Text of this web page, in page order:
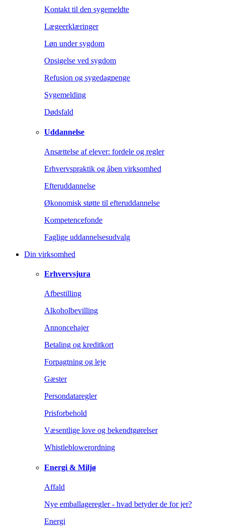
Kontakt til den sygemeldte
Lægeerklæringer
Løn under sygdom
Opsigelse ved sygdom
Refusion og sygedagpenge
Sygemelding
Dødsfald
Uddannelse
Ansættelse af elever: fordele og regler
Erhvervspraktik og åben virksomhed
Efteruddannelse
Økonomisk støtte til efteruddannelse
Kompetencefonde
Faglige uddannelsesudvalg
Din virksomhed
Erhvervsjura
Afbestilling
Alkoholbevilling
Annoncehajer
Betaling og kreditkort
Forpagtning og leje
Gæster
Persondataregler
Prisforbehold
Væsentlige love og bekendtgørelser
Whistleblowerordning
Energi & Miljø
Affald
Nye emballageregler - hvad betyder de for jer?
Energi